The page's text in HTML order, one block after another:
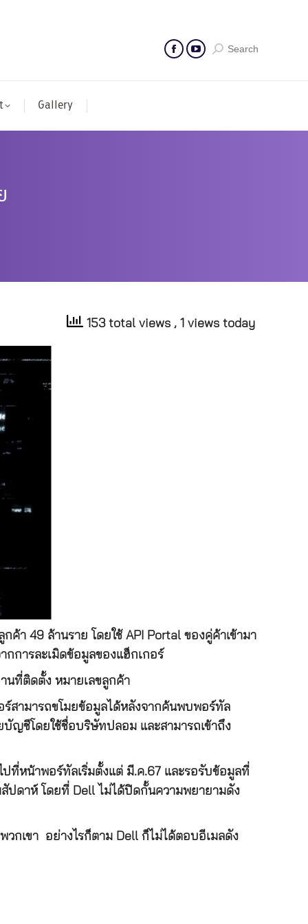
Search
Gallery
153 total views , 1 views today
า 49 ล้านราย โดยใช้ API Portal ของคู่ค้าเข้ามา
กการละเมิดข้อมูลของแฮ็กเกอร์
นที่ติดตั้ง หมายเลขลูกค้า
ร์สามารถขโมยข้อมูลได้หลังจากค้นพบพอร์ทัล
ญชีโดยใช้ชื่อบริษัทปลอม และสามารถเข้าถึง
ที่หน้าพอร์ทัลเริ่มตั้งแต่ มี.ค.67 และรอรับข้อมูลที่
ปดาห์ โดยที่ Dell ไม่ได้ปิดกั้นความพยายามดัง
วกเขา อย่างไรก็ตาม Dell ก็ไม่ได้ตอบอีเมลดัง